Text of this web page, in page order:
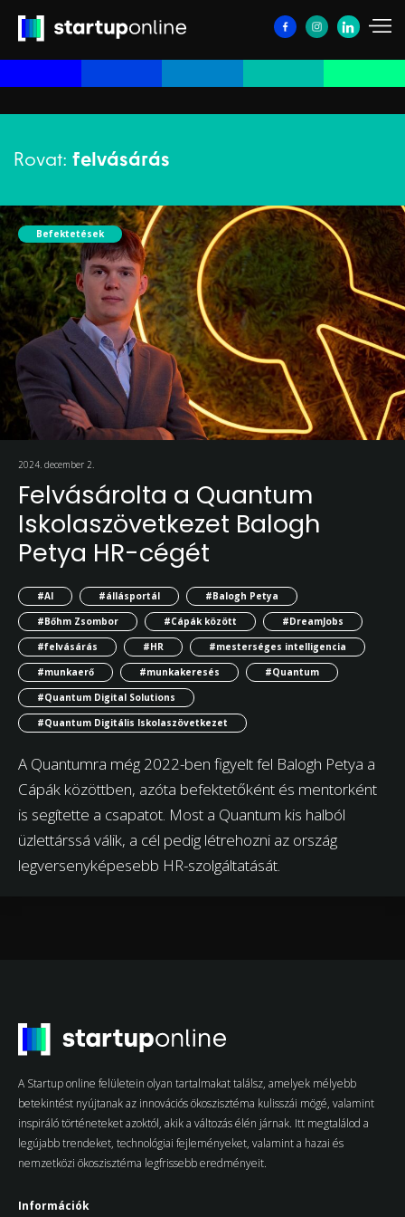
Rovat: felvásárás
Befektetések
2024. december 2.
Felvásárolta a Quantum
Iskolaszövetkezet Balogh
Petya HR-cégét
#AI #állásportál
#Balogh Petya
#Bőhm Zsombor
#Cápák között
#DreamJobs
#felvásárás
#HR
#mesterséges intelligencia
#munkaerő
#munkakeresés
#Quantum
#Quantum Digital Solutions
#Quantum Digitális Iskolaszövetkezet
A Quantumra még 2022-ben figyelt fel Balogh Petya a
Cápák közöttben, azóta befektetőként és mentorként
is segítette a csapatot. Most a Quantum kis halból
üzlettárssá válik, a cél pedig létrehozni az ország
legversenyképesebb HR-szolgáltatását.
A Startup online felületein olyan tartalmakat találsz, amelyek mélyebb
betekintést nyújtanak az innovációs ökoszisztéma kulisszái mögé, valamint
inspiráló történeteket azoktól, akik a változás élén járnak. Itt megtalálod a
legújabb trendeket, technológiai fejleményeket, valamint a hazai és
nemzetközi ökoszisztéma legfrissebb eredményeit.
Információk